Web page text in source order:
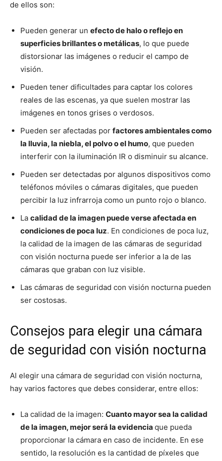
de ellos son:
Pueden generar un efecto de halo o reflejo en
superficies brillantes o metálicas, lo que puede
distorsionar las imágenes o reducir el campo de
visión.
Pueden tener dificultades para captar los colores
reales de las escenas, ya que suelen mostrar las
imágenes en tonos grises o verdosos.
Pueden ser afectadas por factores ambientales como
la lluvia, la niebla, el polvo o el humo, que pueden
interferir con la iluminación IR o disminuir su alcance.
Pueden ser detectadas por algunos dispositivos como
teléfonos móviles o cámaras digitales, que pueden
percibir la luz infrarroja como un punto rojo o blanco.
La calidad de la imagen puede verse afectada en
condiciones de poca luz. En condiciones de poca luz,
la calidad de la imagen de las cámaras de seguridad
con visión nocturna puede ser inferior a la de las
cámaras que graban con luz visible.
Las cámaras de seguridad con visión nocturna pueden
ser costosas.
Consejos para elegir una cámara
de seguridad con visión nocturna
Al elegir una cámara de seguridad con visión nocturna,
hay varios factores que debes considerar, entre ellos:
La calidad de la imagen: Cuanto mayor sea la calidad
de la imagen, mejor será la evidencia que pueda
proporcionar la cámara en caso de incidente. En ese
sentido, la resolución es la cantidad de píxeles que